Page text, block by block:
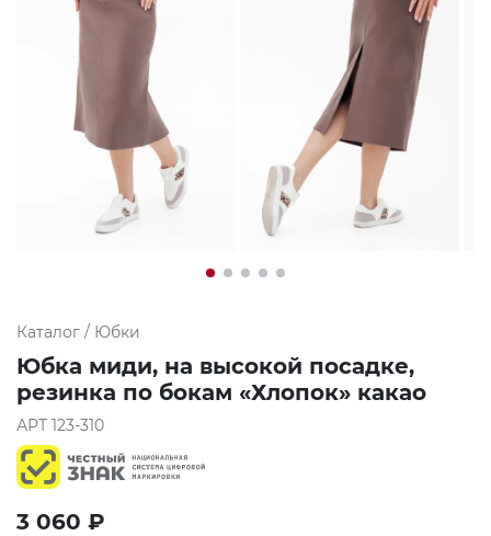
Каталог / Юбки
Юбка миди, на высокой посадке,
резинка по бокам «Хлопок» какао
АРТ 123-310
3 060 ₽